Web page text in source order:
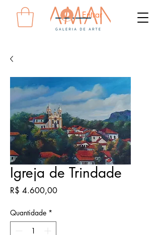
Entrar
Igreja de Trindade
R$ 4.600,00Preço
Quantidade *